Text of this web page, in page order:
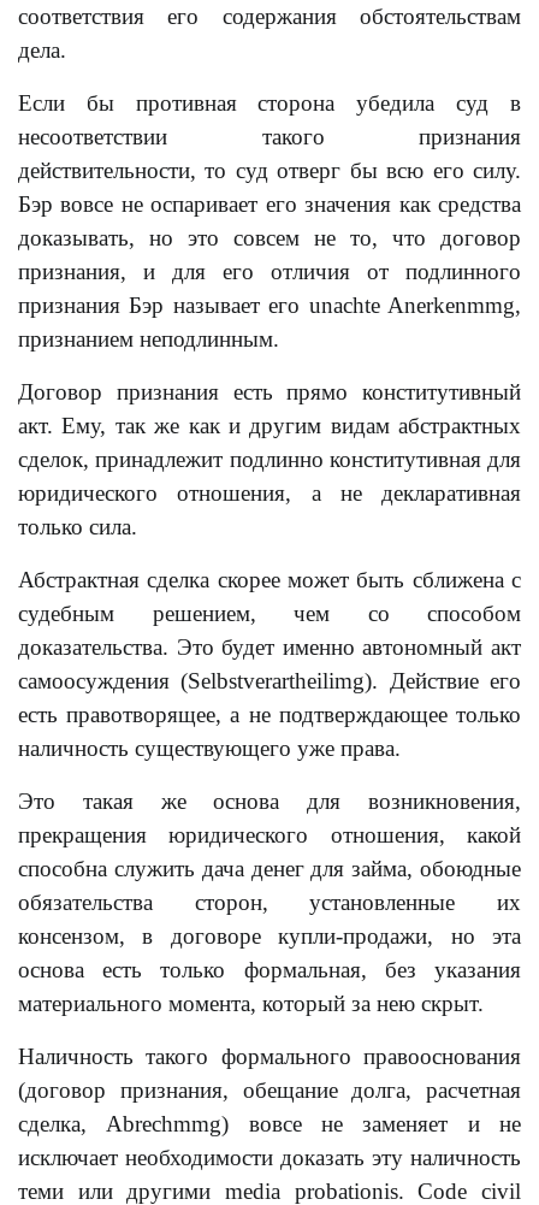
соответствия его содержания обстоятельствам
дела.
Если бы противная сторона убедила суд в
несоответствии такого признания
действительности, то суд отверг бы всю его силу.
Бэр вовсе не оспаривает его значения как средства
доказывать, но это совсем не то, что договор
признания, и для его отличия от подлинного
признания Бэр называет его unachte Anerkenmmg,
признанием неподлинным.
Договор признания есть прямо конститутивный
акт. Ему, так же как и другим видам абстрактных
сделок, принадлежит подлинно конститутивная для
юридического отношения, а не декларативная
только сила.
Абстрактная сделка скорее может быть сближена с
судебным решением, чем со способом
доказательства. Это будет именно автономный акт
самоосуждения (Selbstverartheilimg). Действие его
есть правотворящее, а не подтверждающее только
наличность существующего уже права.
Это такая же основа для возникновения,
прекращения юридического отношения, какой
способна служить дача денег для займа, обоюдные
обязательства сторон, установленные их
консензом, в договоре купли-продажи, но эта
основа есть только формальная, без указания
материального момента, который за нею скрыт.
Наличность такого формального правооснования
(договор признания, обещание долга, расчетная
сделка, Abrechmmg) вовсе не заменяет и не
исключает необходимости доказать эту наличность
теми или другими media probationis. Code civil